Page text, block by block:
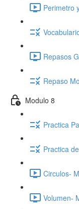
Perimetro
Repasos
Repaso
Modulo 8
Practica
Practica
Circulos-
Volumen-